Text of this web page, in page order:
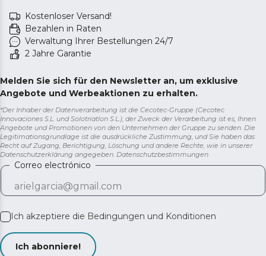
Kostenloser Versand!
Bezahlen in Raten
Verwaltung Ihrer Bestellungen 24/7
2 Jahre Garantie
Melden Sie sich für den Newsletter an, um exklusive
Angebote und Werbeaktionen zu erhalten.
*Der Inhaber der Datenverarbeitung ist die Cecotec-Gruppe (Cecotec
Innovaciones S.L. und Solotriatlon S.L.), der Zweck der Verarbeitung ist es, Ihnen
Angebote und Promotionen von den Unternehmen der Gruppe zu senden. Die
Legitimationsgrundlage ist die ausdrückliche Zustimmung, und Sie haben das
Recht auf Zugang, Berichtigung, Löschung und andere Rechte, wie in unserer
Datenschutzerklärung angegeben. Datenschutzbestimmungen
Correo electrónico
Ich akzeptiere die Bedingungen und Konditionen
Ich abonniere!